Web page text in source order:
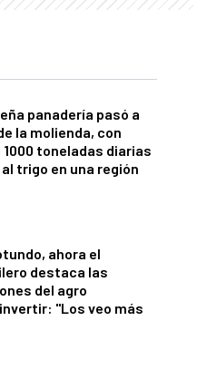
panadería pasó a
la molienda, con
toneladas diarias
trigo en una región
ahora el
destaca las
del agro
"Los veo más